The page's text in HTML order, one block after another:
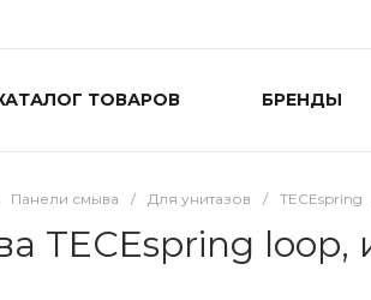
ТОВАРОВ БРЕНДЫ
Панели смыва / Для унитазов / TECEspring
TECEspring